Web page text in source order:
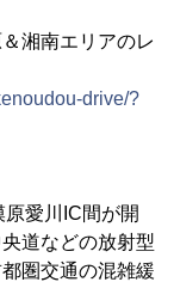
湘南エリアのレ
drive/?
愛川IC間が開
道などの放射型
圏交通の混雑緩